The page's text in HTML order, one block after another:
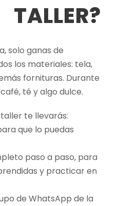
TALLER?
solo ganas de
los materiales: tela,
fornituras. Durante
té y algo dulce.
te llevarás:
que lo puedas
paso a paso, para
y practicar en
de WhatsApp de la